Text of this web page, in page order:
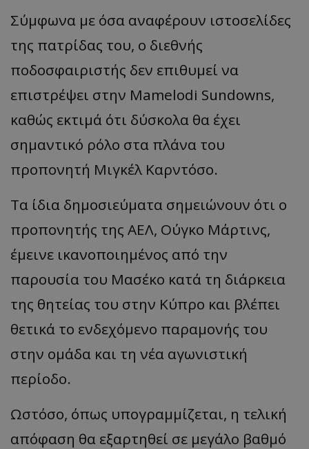
Σύμφωνα με όσα αναφέρουν ιστοσελίδες
της πατρίδας του, ο διεθνής
ποδοσφαιριστής δεν επιθυμεί να
επιστρέψει στην Mamelodi Sundowns,
καθώς εκτιμά ότι δύσκολα θα έχει
σημαντικό ρόλο στα πλάνα του
προπονητή Μιγκέλ Καρντόσο.
Τα ίδια δημοσιεύματα σημειώνουν ότι ο
προπονητής της ΑΕΛ, Ούγκο Μάρτινς,
έμεινε ικανοποιημένος από την
παρουσία του Μασέκο κατά τη διάρκεια
της θητείας του στην Κύπρο και βλέπει
θετικά το ενδεχόμενο παραμονής του
στην ομάδα και τη νέα αγωνιστική
περίοδο.
Ωστόσο, όπως υπογραμμίζεται, η τελική
απόφαση θα εξαρτηθεί σε μεγάλο βαθμό